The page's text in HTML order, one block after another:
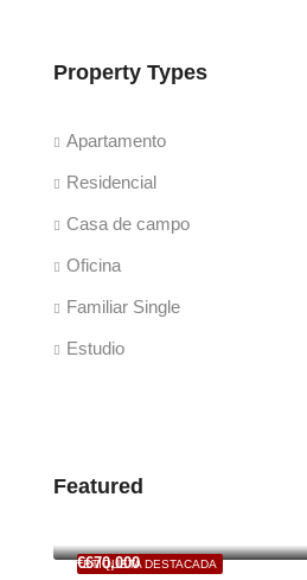
Property Types
Apartamento
Residencial
Casa de campo
Oficina
Familiar Single
Estudio
Featured
ETIQUETA DESTACADA
€670,000